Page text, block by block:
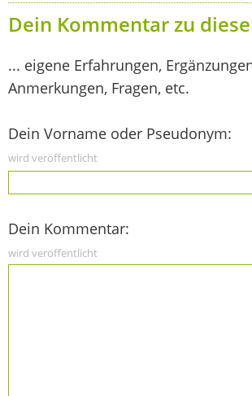
Dein Kommentar zu
... eigene Erfahrungen,
Anmerkungen, Fragen, etc.
Dein Vorname oder Pseudonym:
wird veröffentlicht
Dein Kommentar:
wird veröffentlicht